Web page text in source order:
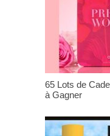
65 Lots de
à Gagner